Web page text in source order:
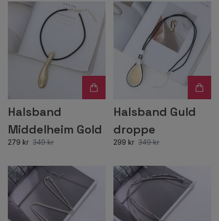
Halsband
Middelheim Gold
279 kr 349 kr
Halsband Guld
droppe
299 kr 349 kr